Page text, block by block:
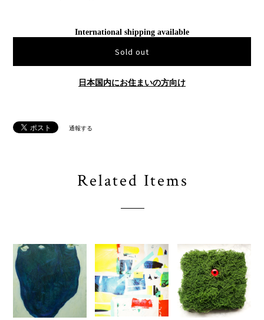
International shipping available
Sold out
日本国内にお住まいの方向け
通報する
Related Items